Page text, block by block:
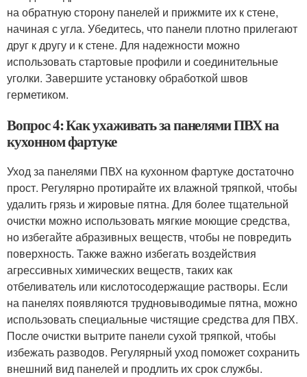
на обратную сторону панелей и прижмите их к стене,
начиная с угла. Убедитесь, что панели плотно прилегают
друг к другу и к стене. Для надежности можно
использовать стартовые профили и соединительные
уголки. Завершите установку обработкой швов
герметиком.
Вопрос 4: Как ухаживать за панелями ПВХ на
кухонном фартуке
Уход за панелями ПВХ на кухонном фартуке достаточно
прост. Регулярно протирайте их влажной тряпкой, чтобы
удалить грязь и жировые пятна. Для более тщательной
очистки можно использовать мягкие моющие средства,
но избегайте абразивных веществ, чтобы не повредить
поверхность. Также важно избегать воздействия
агрессивных химических веществ, таких как
отбеливатель или кислотосодержащие растворы. Если
на панелях появляются трудновыводимые пятна, можно
использовать специальные чистящие средства для ПВХ.
После очистки вытрите панели сухой тряпкой, чтобы
избежать разводов. Регулярный уход поможет сохранить
внешний вид панелей и продлить их срок службы.